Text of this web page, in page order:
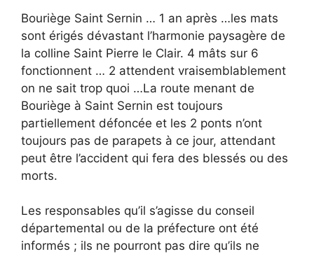
Bouriège Saint Sernin … 1 an après …les mats
sont érigés dévastant l’harmonie paysagère de
la colline Saint Pierre le Clair. 4 mâts sur 6
fonctionnent … 2 attendent vraisemblablement
on ne sait trop quoi …La route menant de
Bouriège à Saint Sernin est toujours
partiellement défoncée et les 2 ponts n’ont
toujours pas de parapets à ce jour, attendant
peut être l’accident qui fera des blessés ou des
morts.
Les responsables qu’il s’agisse du conseil
départemental ou de la préfecture ont été
informés ; ils ne pourront pas dire qu’ils ne